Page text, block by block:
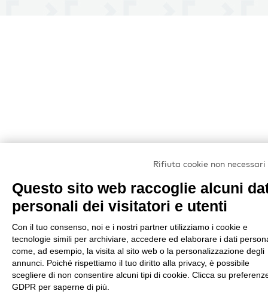
Rifiuta cookie non
Questo sito web raccoglie alcuni
personali dei visitatori e utenti
Con il tuo consenso, noi e i nostri partner utilizziamo i cookie e
tecnologie simili per archiviare, accedere ed elaborare i dati
come, ad esempio, la visita al sito web o la personalizzazione degli
annunci. Poiché rispettiamo il tuo diritto alla privacy, è possibile
scegliere di non consentire alcuni tipi di cookie. Clicca su
GDPR per saperne di più.